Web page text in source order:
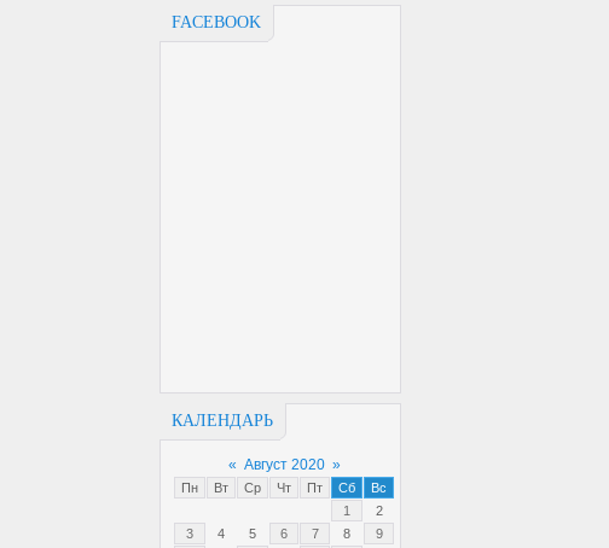
FACEBOOK
КАЛЕНДАРЬ
« Август 2020 »
Пн Вт Ср Чт Пт Сб
Вс
1
2
3
4 5 6 7 8
9